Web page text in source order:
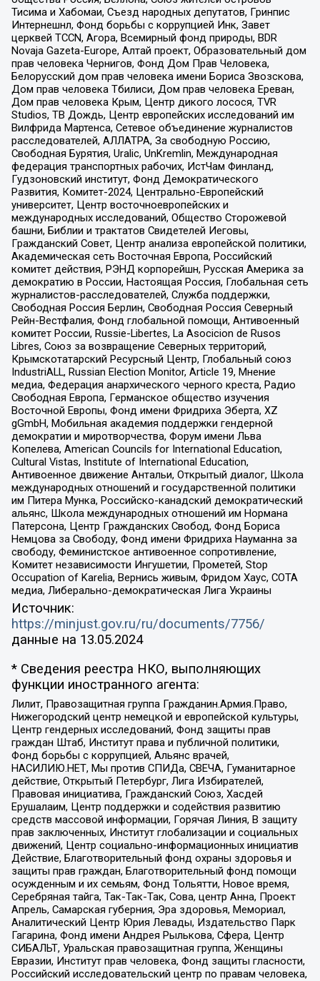
Тисима и Хабомаи, Съезд народных депутатов, Гринпис
Интернешнл, Фонд борьбы с коррупцией Инк, Завет
церквей TCCN, Агора, Всемирный фонд природы, BDR
Novaja Gazeta-Europe, Алтай проект, Образовательный дом
прав человека Чернигов, Фонд Дом Прав Человека,
Белорусский дом прав человека имени Бориса Звозскова,
Дом прав человека Тбилиси, Дом прав человека Ереван,
Дом прав человека Крым, Центр дикого лосося, TVR
Studios, ТВ Дождь, Центр европейских исследований им
Вилфрида Мартенса, Сетевое объединение журналистов
расследователей, АЛЛАТРА, За свободную Россию,
Свободная Бурятия, Uralic, UnKremlin, Международная
федерация транспортных рабочих, ИстЧам Финланд,
Гудзоновский институт, Фонд Демократического
Развития, Комитет-2024, Центрально-Европейский
университет, Центр восточноевропейских и
международных исследований, Общество Сторожевой
башни, Библии и трактатов Свидетелей Иеговы,
Гражданский Совет, Центр анализа европейской политики,
Академическая сеть Восточная Европа, Российский
комитет действия, РЭНД корпорейшн, Русская Америка за
демократию в России, Настоящая Россия, Глобальная сеть
журналистов-расследователей, Служба поддержки,
Свободная Россия Берлин, Свободная Россия Северный
Рейн-Вестфалия, Фонд глобальной помощи, Антивоенный
комитет России, Russie-Libertes, La Asocicion de Rusos
Libres, Союз за возвращение Северных территорий,
Крымскотатарский Ресурсный Центр, Глобальный союз
IndustriALL, Russian Election Monitor, Article 19, Мнение
медиа, Федерация анархического черного креста, Радио
Свободная Европа, Германское общество изучения
Восточной Европы, Фонд имени Фридриха Эберта, XZ
gGmbH, Мобильная академия поддержки гендерной
демократии и миротворчества, Форум имени Льва
Копелева, American Councils for International Education,
Cultural Vistas, Institute of International Education,
Антивоенное движение Антальи, Открытый диалог, Школа
международных отношений и государственной политики
им Питера Мунка, Российско-канадский демократический
альянс, Школа международных отношений им Нормана
Патерсона, Центр Гражданских Свобод, Фонд Бориса
Немцова за Свободу, Фонд имени Фридриха Науманна за
свободу, Феминистское антивоенное сопротивление,
Комитет независимости Ингушетии, Прометей, Stop
Occupation of Karelia, Вернись живым, Фридом Хаус, СОТА
медиа, Либерально-демократическая Лига Украины
Источник:
https://minjust.gov.ru/ru/documents/7756/
данные на 13.05.2024
* Сведения реестра НКО, выполняющих
функции иностранного агента:
Лилит, Правозащитная группа Гражданин.Армия.Право,
Нижегородский центр немецкой и европейской культуры,
Центр гендерных исследований, Фонд защиты прав
граждан Штаб, Институт права и публичной политики,
Фонд борьбы с коррупцией, Альянс врачей,
НАСИЛИЮ.НЕТ, Мы против СПИДа, СВЕЧА, Гуманитарное
действие, Открытый Петербург, Лига Избирателей,
Правовая инициатива, Гражданский Союз, Хасдей
Ерушалаим, Центр поддержки и содействия развитию
средств массовой информации, Горячая Линия, В защиту
прав заключенных, Институт глобализации и социальных
движений, Центр социально-информационных инициатив
Действие, Благотворительный фонд охраны здоровья и
защиты прав граждан, Благотворительный фонд помощи
осужденным и их семьям, Фонд Тольятти, Новое время,
Серебряная тайга, Так-Так-Так, Сова, центр Анна, Проект
Апрель, Самарская губерния, Эра здоровья, Мемориал,
Аналитический Центр Юрия Левады, Издательство Парк
Гагарина, Фонд имени Андрея Рылькова, Сфера, Центр
СИБАЛЬТ, Уральская правозащитная группа, Женщины
Евразии, Институт прав человека, Фонд защиты гласности,
Российский исследовательский центр по правам человека,